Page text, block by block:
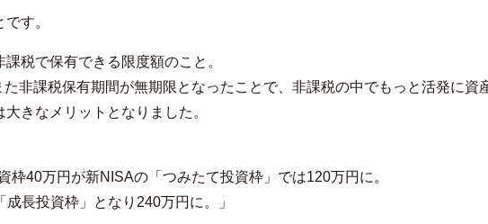
す。
税で保有できる限度額のこと。
た非課税保有期間が無期限となったことで、非課税の中でもっと活発に資
きなメリットとなりました。
枠40万円が新NISAの「つみたて投資枠」では120万円に。
長投資枠」となり240万円に。」